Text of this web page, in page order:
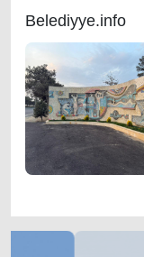
Belediyye.info